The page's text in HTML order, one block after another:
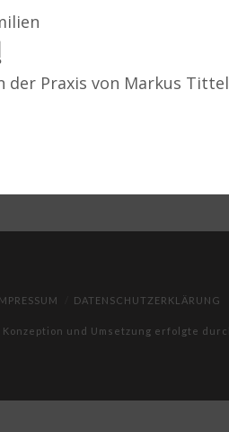
DATENSCHUTZERKLÄRUNG
und Umsetzung erfolgte
der Praxis von Markus